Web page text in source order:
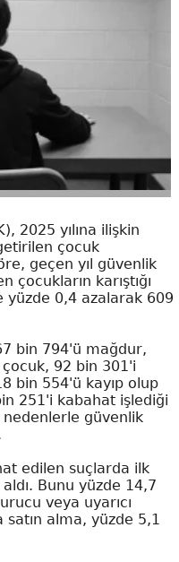
2025 yılına ilişkin
çocuk
geçen yıl güvenlik
karıştığı
yüzde 0,4 azalarak 609
bin 794'ü mağdur,
92 bin 301'i
bin 554'ü kayıp olup
251'i kabahat işlediği
nedenlerle güvenlik
edilen suçlarda ilk
Bunu yüzde 14,7
veya uyarıcı
alma, yüzde 5,1